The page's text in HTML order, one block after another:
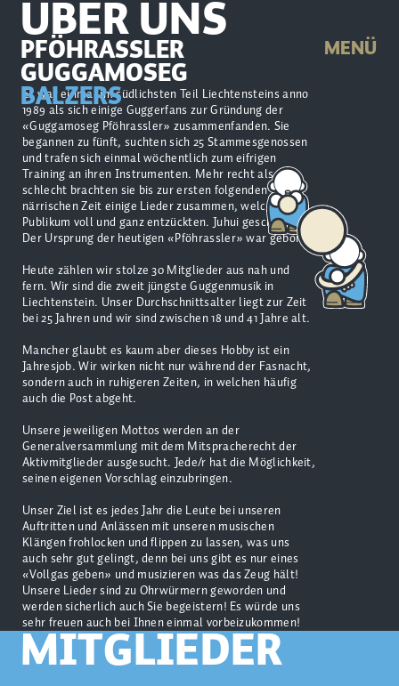
PFÖHRASSLER
GUGGAMOSEG
BALZERS
MENÜ
ÜBER UNS
Es war einmal im südlichsten Teil Liechtensteins anno
1989 als sich einige Guggerfans zur Gründung der
«Guggamoseg Pföhrassler» zusammenfanden. Sie
begannen zu fünft, suchten sich 25 Stammesgenossen
und trafen sich einmal wöchentlich zum eifrigen
Training an ihren Instrumenten. Mehr recht als
schlecht brachten sie bis zur ersten folgenden
närrischen Zeit einige Lieder zusammen, welche das
Publikum voll und ganz entzückten. Juhui geschafft!
Der Ursprung der heutigen «Pföhrassler» war geboren!
Heute zählen wir stolze 30 Mitglieder aus nah und
fern. Wir sind die zweit jüngste Guggenmusik in
Liechtenstein. Unser Durchschnittsalter liegt zur Zeit
bei 25 Jahren und wir sind zwischen 18 und 41 Jahre alt.
Mancher glaubt es kaum aber dieses Hobby ist ein
Jahresjob. Wir wirken nicht nur während der Fasnacht,
sondern auch in ruhigeren Zeiten, in welchen häufig
auch die Post abgeht.
Unsere jeweiligen Mottos werden an der
Generalversammlung mit dem Mitspracherecht der
Aktivmitglieder ausgesucht. Jede/r hat die Möglichkeit,
seinen eigenen Vorschlag einzubringen.
Unser Ziel ist es jedes Jahr die Leute bei unseren
Auftritten und Anlässen mit unseren musischen
Klängen frohlocken und flippen zu lassen, was uns
auch sehr gut gelingt, denn bei uns gibt es nur eines
«Vollgas geben» und musizieren was das Zeug hält!
Unsere Lieder sind zu Ohrwürmern geworden und
werden sicherlich auch Sie begeistern! Es würde uns
sehr freuen auch bei Ihnen einmal vorbeizukommen!
MITGLIEDER